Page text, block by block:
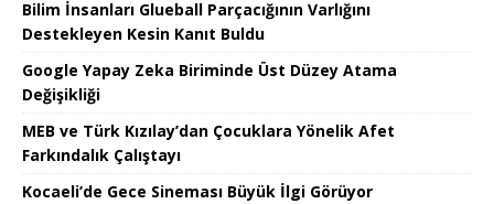
Bilim İnsanları Glueball Parçacığının Varlığını
Destekleyen Kesin Kanıt Buldu
Google Yapay Zeka Biriminde Üst Düzey Atama
Değişikliği
MEB ve Türk Kızılay’dan Çocuklara Yönelik Afet
Farkındalık Çalıştayı
Kocaeli’de Gece Sineması Büyük İlgi Görüyor